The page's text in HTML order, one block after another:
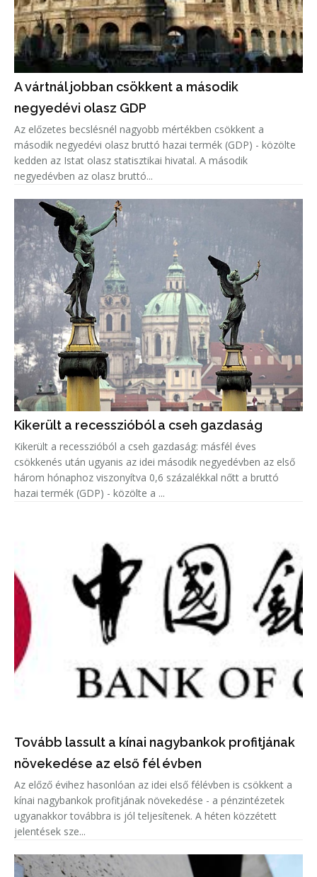
A vártnál jobban csökkent a második
negyedévi olasz GDP
Az előzetes becslésnél nagyobb mértékben csökkent a
második negyedévi olasz bruttó hazai termék (GDP) - közölte
kedden az Istat olasz statisztikai hivatal. A második
negyedévben az olasz bruttó...
Kikerült a recesszióból a cseh gazdaság
Kikerült a recesszióból a cseh gazdaság: másfél éves
csökkenés után ugyanis az idei második negyedévben az első
három hónaphoz viszonyítva 0,6 százalékkal nőtt a bruttó
hazai termék (GDP) - közölte a ...
Tovább lassult a kínai nagybankok profitjának
növekedése az első fél évben
Az előző évihez hasonlóan az idei első félévben is csökkent a
kínai nagybankok profitjának növekedése - a pénzintézetek
ugyanakkor továbbra is jól teljesítenek. A héten közzétett
jelentések sze...